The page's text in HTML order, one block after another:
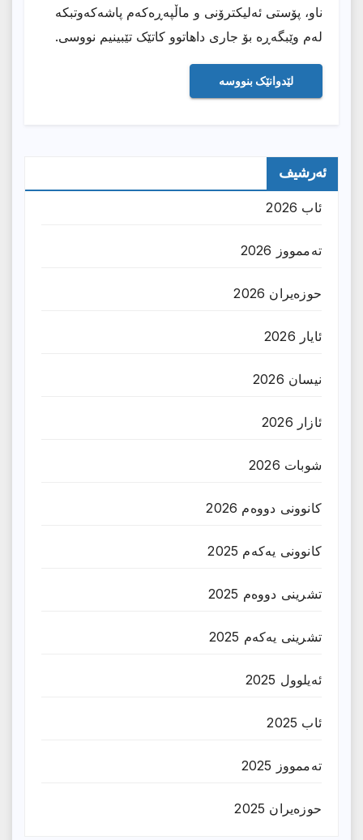
ناو، پۆستی ئەلیکترۆنی و ماڵپەڕەکەم پاشەکەوتبکە
لەم وێبگەڕە بۆ جاری داهاتوو کاتێک تێبینیم نووسی.
ئەرشیف
ئاب 2026
تەممووز 2026
حوزه‌یران 2026
ئایار 2026
نیسان 2026
ئازار 2026
شوبات 2026
کانوونی دووەم 2026
کانوونی یەکەم 2025
تشرینی دووەم 2025
تشرینی یەکەم 2025
ئەیلوول 2025
ئاب 2025
تەممووز 2025
حوزه‌یران 2025